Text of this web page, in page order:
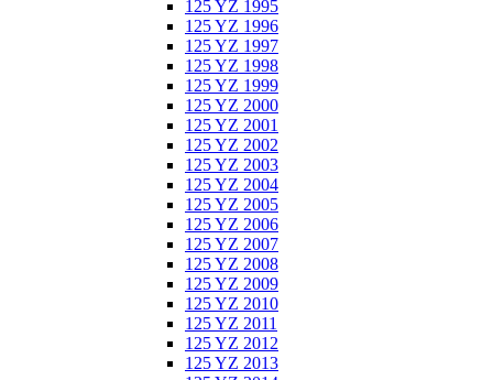
125 YZ 1995
125 YZ 1996
125 YZ 1997
125 YZ 1998
125 YZ 1999
125 YZ 2000
125 YZ 2001
125 YZ 2002
125 YZ 2003
125 YZ 2004
125 YZ 2005
125 YZ 2006
125 YZ 2007
125 YZ 2008
125 YZ 2009
125 YZ 2010
125 YZ 2011
125 YZ 2012
125 YZ 2013